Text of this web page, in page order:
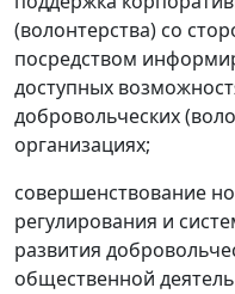
(волонтерства) со
посредством
доступных
добровольческих
организациях;
совершенствование
регулирования и
развития
общественной